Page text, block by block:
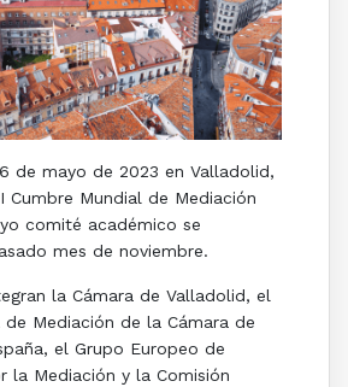
de mayo de 2023 en Valladolid,
Cumbre Mundial de Mediación
comité académico se
mes de noviembre.
la Cámara de Valladolid, el
Mediación de la Cámara de
el Grupo Europeo de
la Mediación y la Comisión